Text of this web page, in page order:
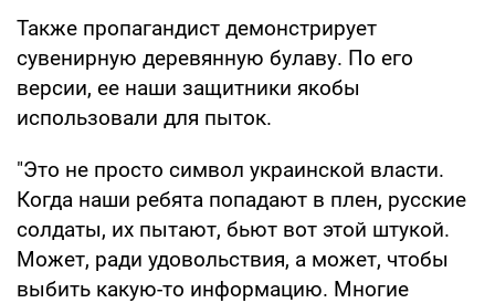
Также пропагандист демонстрирует
сувенирную деревянную булаву. По его
версии, ее наши защитники якобы
использовали для пыток.
"Это не просто символ украинской власти.
Когда наши ребята попадают в плен, русские
солдаты, их пытают, бьют вот этой штукой.
Может, ради удовольствия, а может, чтобы
выбить какую-то информацию. Многие